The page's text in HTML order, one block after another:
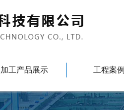
加工产品展示 工程案例